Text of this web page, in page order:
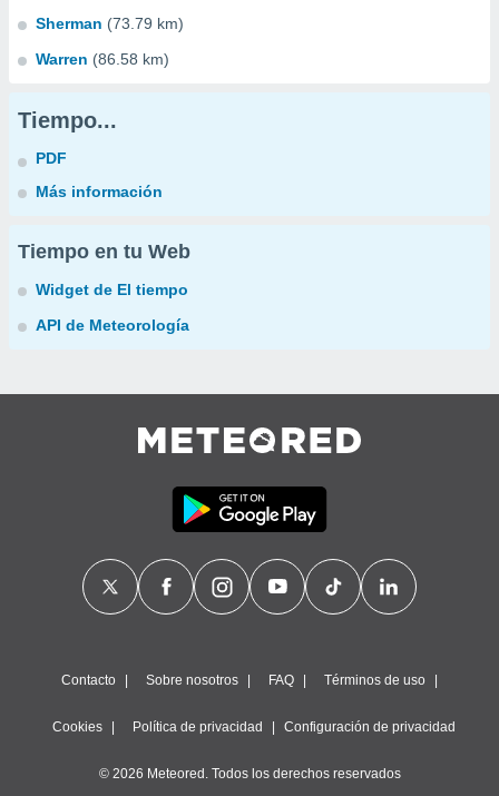
Sherman (73.79 km)
Warren (86.58 km)
Tiempo...
PDF
Más información
Tiempo en tu Web
Widget de El tiempo
API de Meteorología
Contacto Sobre nosotros FAQ Términos de uso
Cookies Política de privacidad Configuración de privacidad
© 2026 Meteored. Todos los derechos reservados